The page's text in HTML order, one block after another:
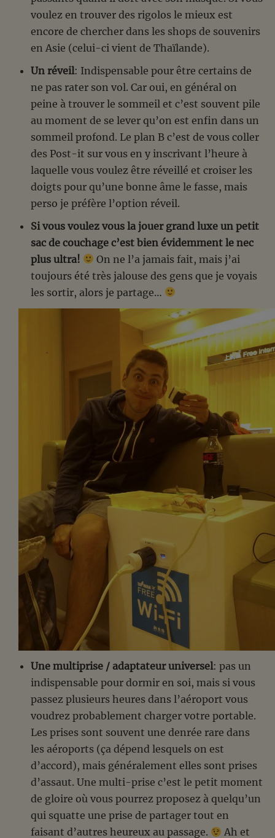
voulez en trouver des rigolos le mieux est
encore de chercher dans les shops de souvenirs
en Asie (celui-ci vient de Thaïlande).
Un réveil: Indispensable pour être certains de
ne pas rater son vol. Car oui, en général on
peine à trouver le sommeil et c’est souvent pile
au moment de se lever qu’on est enfin dans un
sommeil profond. Le plan B c’est de vous coller
des Post-it sur vous en y inscrivant l’heure à
laquelle vous voulez être réveillé et croiser les
doigts pour qu’une bonne âme le fasse, mais
perso je préfère l’option réveil.
Si vous voulez vous la jouer grand luxe un petit
sac de couchage c’est bien évidemment le nec
plus ultra!
On ne l’a jamais fait, mais j’ai
toujours été très jalouse des gens que je voyais
les sortir, alors je partage…
Une multiprise / adaptateur universel: pas un
indispensable pour dormir en soi, mais si vous
passez plusieurs heures dans l’aéroport vous
voudrez probablement charger votre portable.
Les prises sont souvent une denrée rare dans
les aéroports (ça dépend lesquels on est
d’accord), mais généralement elles sont prises
d’assaut. Une multi-prise c’est le petit moment
de gloire où vous pourrez proposez à quelqu’un
qui squatte une prise de partager tout en
faisant d’autres heureux au passage.
Ah et